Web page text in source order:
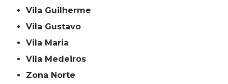
Vila Guilherme
Vila Gustavo
Vila Maria
Vila Medeiros
Zona Norte